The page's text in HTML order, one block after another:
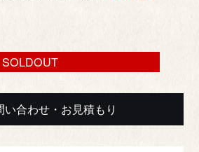
SOLDOUT
い合わせ・お見積もり